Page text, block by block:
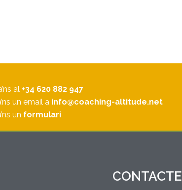
al +34 620 882 947
un email a info@coaching-altitude.net
un formulari
CONTACTE